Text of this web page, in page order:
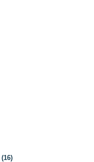
(16)